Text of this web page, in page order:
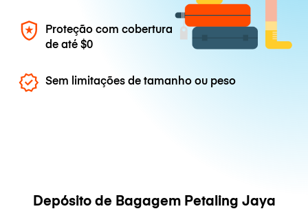
Proteção com cobertura
de até$0
Sem limitações de tamanho ou peso
Depósito de Bagagem Petaling Jaya